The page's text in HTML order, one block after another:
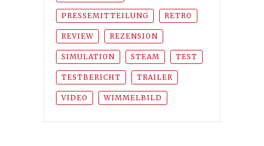
PRESSEMITTEILUNG RETRO
REVIEW REZENSION
SIMULATION STEAM TEST
TESTBERICHT TRAILER
VIDEO WIMMELBILD